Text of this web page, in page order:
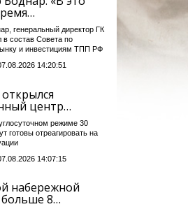
генеральный директор ГК
состав Совета по
и инвестициям ТПП РФ
14:20:51
центр…
режиме 30
готовы отреагировать на
14:07:15
набережной
8…